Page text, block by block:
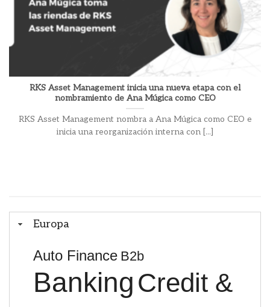
Europa
Auto Finance B2b
Banking Credit &
RKS Asset Management inicia una nueva etapa con el
nombramiento de Ana Múgica como CEO
RKS Asset Management nombra a Ana Múgica como CEO e
inicia una reorganización interna con [...]